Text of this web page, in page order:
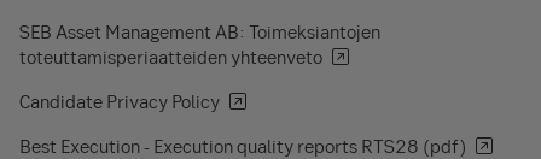
SEB Asset Management AB: Toimeksiantojen
toteuttamisperiaatteiden yhteenveto
Candidate Privacy Policy
Best Execution - Execution quality reports RTS28 (pdf)